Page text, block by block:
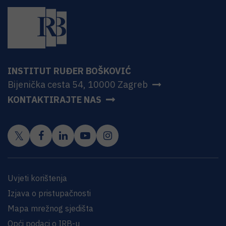
INSTITUT RUĐER BOŠKOVIĆ
Bijenička cesta 54, 10000 Zagreb
KONTAKTIRAJTE NAS
Uvjeti korištenja
Izjava o pristupačnosti
Mapa mrežnog sjedišta
Opći podaci o IRB-u